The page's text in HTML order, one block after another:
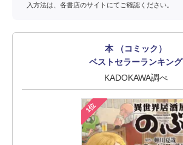
入方法は、各書店のサイトにてご確認ください。
本 （コミック）
ベストセラーランキング
KADOKAWA調べ
1位